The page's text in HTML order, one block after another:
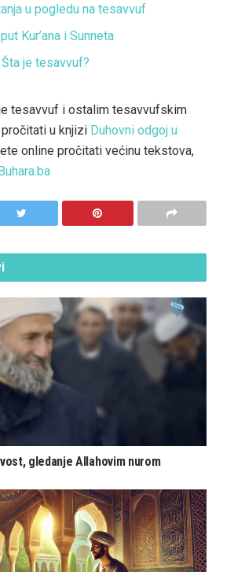
u pogledu na tesavvuf
Kur’ana i Sunneta
je tesavvuf?
tesavvuf i ostalim tesavvufskim
u knjizi Duhovni odgoj u
online pročitati većinu tekstova,
gledanje Allahovim nurom